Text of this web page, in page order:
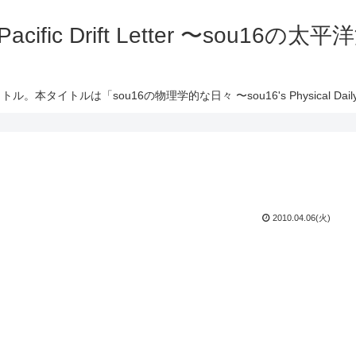
Drift Letter 〜sou16の太平
トル。本タイトルは「sou16の物理学的な日々 〜sou16's Physical Daily
2010.04.06(火)